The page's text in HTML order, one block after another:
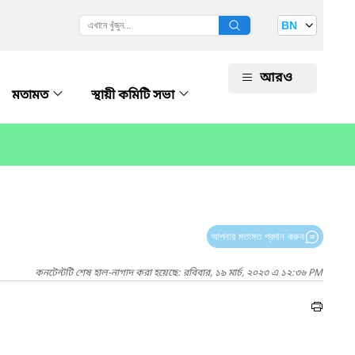
BN
মতামত স্থায়ী কমিটি সভা
আরও
আপনার মতামত প্রদান করুন
কনটেন্টটি শেষ হাল-নাগাদ করা হয়েছে: রবিবার, ১৯ মার্চ, ২০২৩ এ ১২:৩৬ PM